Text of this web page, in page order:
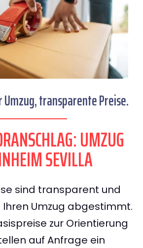
transparente Preise.
UMZUG
SEVILLA
sind transparent und
Ihren Umzug abgestimmt.
zur Orientierung
auf Anfrage ein